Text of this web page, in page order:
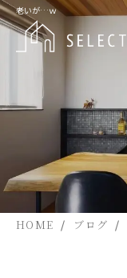
老いが…ｗ
HOME ブログ